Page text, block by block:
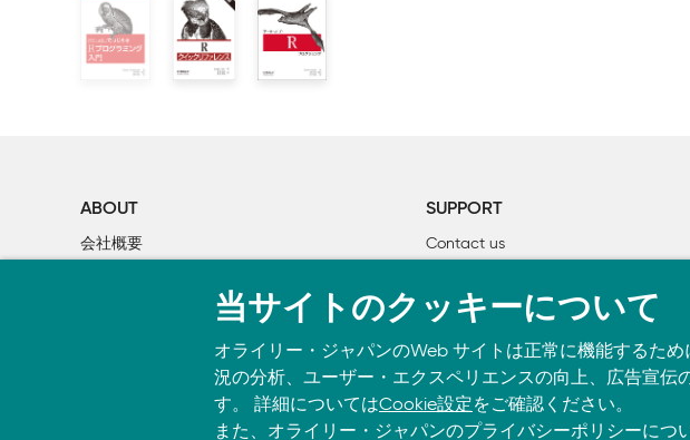
    2.3　3つのセンチメント辞書の比較
    2.4　ポジティブ、ネガティブな感情を示す単語の最も一般的な例
    2.5　ワードクラウド
    3.1　ジェーン・オースティンの小説における単語出現頻度
    3.2　ジップの法則
    3.3　bind_tf_idf関数
    3.4　物理学書のコーパス
4章　単語間の関係： nグラムと相関
    4.1　nグラムによるトークン化
        4.1.1　nグラムの出現頻度計算とフィルタリング
ABOUT
会社概要
SUPPORT
Contact us
書籍注文
当サイトのクッキーについて
オライリー・ジャパンのWeb サイトは正常に機能するた
況の分析、ユーザー・エクスペリエンスの向上、広告宣
す。 詳細についてはCookie設定をご確認ください。
また、オライリー・ジャパンのプライバシーポリシーにつ